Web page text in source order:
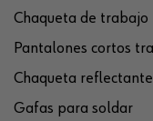
Chaqueta de trabajo
Pantalones cortos
Chaqueta reflectante
Gafas para soldar